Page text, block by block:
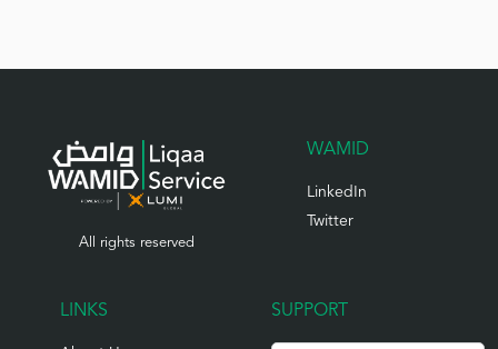
All rights reserved
WAMID
LinkedIn
Twitter
LINKS SUPPORT